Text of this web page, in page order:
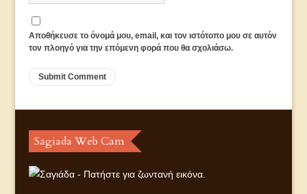
Αποθήκευσε το όνομά μου, email, και τον ιστότοπο μου σε αυτόν
τον πλοηγό για την επόμενη φορά που θα σχολιάσω.
Sagiada Web Cam